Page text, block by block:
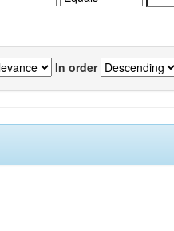
In order